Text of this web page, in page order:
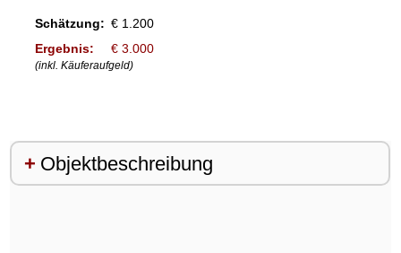
Schätzung: € 1.200
Ergebnis:
€ 3.000
(inkl. Käuferaufgeld)
Objektbeschreibung